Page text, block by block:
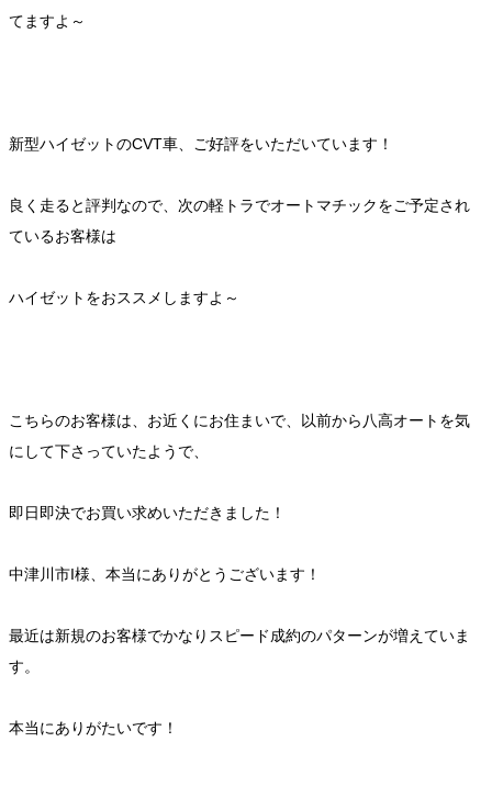
てますよ～
新型ハイゼットのCVT車、ご好評をいただいています！
良く走ると評判なので、次の軽トラでオートマチックをご予定され
ているお客様は
ハイゼットをおススメしますよ～
こちらのお客様は、お近くにお住まいで、以前から八高オートを気
にして下さっていたようで、
即日即決でお買い求めいただきました！
中津川市I様、本当にありがとうございます！
最近は新規のお客様でかなりスピード成約のパターンが増えていま
す。
本当にありがたいです！